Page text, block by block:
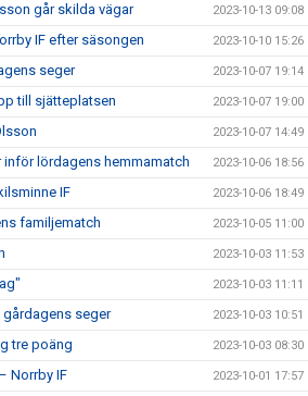
går skilda vägar 2023-10-13 09:08
IF efter säsongen 2023-10-10 15:26
seger 2023-10-07 19:14
till sjätteplatsen 2023-10-07 19:00
2023-10-07 14:49
inför lördagens hemmamatch 2023-10-06 18:56
IF 2023-10-06 18:49
familjematch 2023-10-05 11:00
2023-10-03 11:53
2023-10-03 11:11
gårdagens seger 2023-10-03 10:51
tre poäng 2023-10-03 08:30
Norrby IF 2023-10-01 17:57